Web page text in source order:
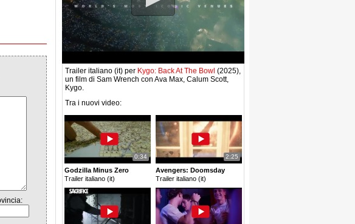
Trailer italiano (it) per Kygo: Back At The Bowl (2025),
un film di Sam Wrench con Ava Max, Calum Scott,
Kygo.
Tra i nuovi video:
0:34
Godzilla Minus Zero
Trailer italiano (it)
2:25
Avengers: Doomsday
Trailer italiano (it)